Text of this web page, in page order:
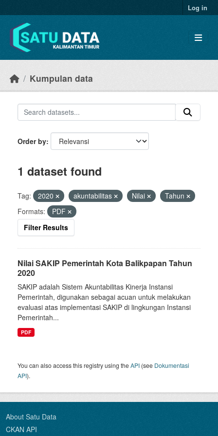
Log in
Kumpulan data
Order by
1 dataset found
Tag: 2020 akuntabilitas Nilai
Tahun
Formats:
PDF
Filter Results
Nilai SAKIP Pemerintah Kota Balikpapan Tahun
2020
SAKIP adalah Sistem Akuntabilitas Kinerja Instansi
Pemerintah, digunakan sebagai acuan untuk melakukan
evaluasi atas implementasi SAKIP di lingkungan Instansi
Pemerintah...
PDF
You can also access this registry using theAPI (see Dokumentasi
API).
About Satu Data
CKAN API